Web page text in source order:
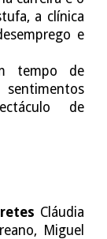
a clínica
e
tempo de
de
Cláudia
Miguel